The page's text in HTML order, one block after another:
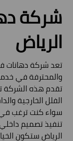
شركة
الرياض
تعد شركة دهانات
والمحترفة في
تقدم هذه الشركة
الفلل الخارجية
سواء كنت ترغب
تنفيذ تصميم
الرياض ستكون